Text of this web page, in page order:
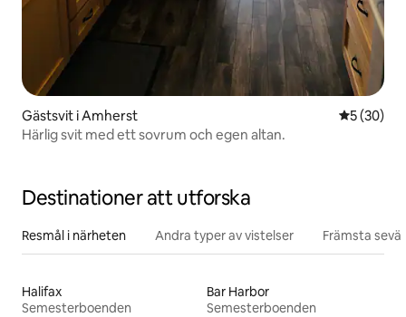
Gästsvit i Amherst 5 av 5 i
5 (30)
Härlig svit med ett sovrum och egen altan.
Destinationer att utforska
Resmål i närheten Andra typer av vistelser Främsta
Halifax
Semesterboenden
Bar Harbor
Semesterboenden